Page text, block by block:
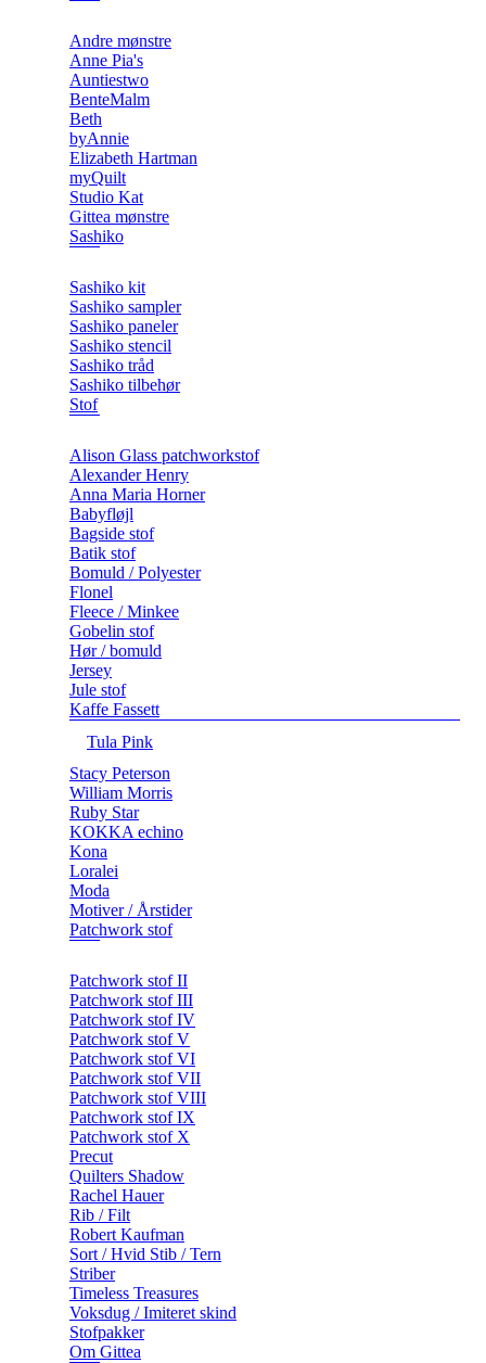
Andre mønstre
Anne Pia's
Auntiestwo
BenteMalm
Beth
byAnnie
Elizabeth Hartman
myQuilt
Studio Kat
Gittea mønstre
Sashiko
Sashiko kit
Sashiko sampler
Sashiko paneler
Sashiko stencil
Sashiko tråd
Sashiko tilbehør
Stof
Alison Glass patchworkstof
Alexander Henry
Anna Maria Horner
Babyfløjl
Bagside stof
Batik stof
Bomuld / Polyester
Flonel
Fleece / Minkee
Gobelin stof
Hør / bomuld
Jersey
Jule stof
Kaffe Fassett
Tula Pink
Stacy Peterson
William Morris
Ruby Star
KOKKA echino
Kona
Loralei
Moda
Motiver / Årstider
Patchwork stof
Patchwork stof II
Patchwork stof III
Patchwork stof IV
Patchwork stof V
Patchwork stof VI
Patchwork stof VII
Patchwork stof VIII
Patchwork stof IX
Patchwork stof X
Precut
Quilters Shadow
Rachel Hauer
Rib / Filt
Robert Kaufman
Sort / Hvid Stib / Tern
Striber
Timeless Treasures
Voksdug / Imiteret skind
Stofpakker
Om Gittea